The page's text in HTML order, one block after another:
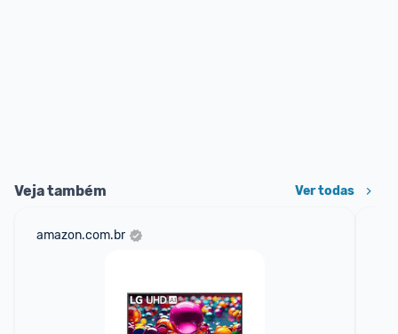
Veja também Ver todas
amazon.com.br